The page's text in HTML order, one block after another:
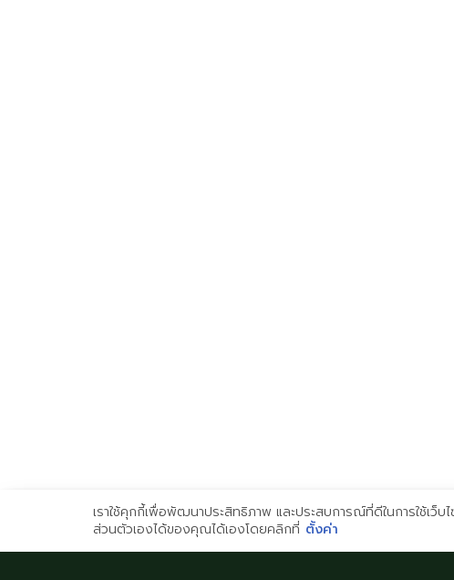
เราใช้คุกกี้เพื่อพัฒนาประสิทธิภาพ และประสบการณ์ที่ดีในการใช้เ
ส่วนตัวเองได้ของคุณได้เองโดยคลิกที่ ตั้งค่า